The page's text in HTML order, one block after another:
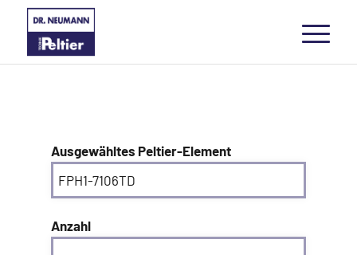
Ausgewähltes Peltier-Element
Anzahl